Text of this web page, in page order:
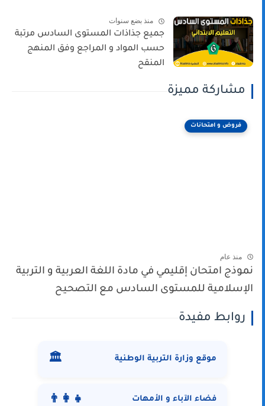
منذ بضع سنوات
جميع جذاذات المستوى السادس مرتبة
حسب المواد و المراجع وفق المنهج
المنقح
مشاركة مميزة
فروض و امتحانات
منذ عام
نموذج امتحان إقليمي في مادة اللغة العربية و التربية
الإسلامية للمستوى السادس مع التصحيح
روابط مفيدة
موقع وزارة التربية الوطنية 🏛️
فضاء الآباء و الأمهات 👨‍👩‍👧